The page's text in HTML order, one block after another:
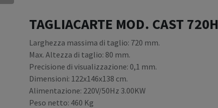
TAGLIACARTE MOD. CAST 720H
Larghezza massima di taglio: 720 mm.
Max. Altezza di taglio: 80 mm.
Precisione di visualizzazione: 0,1 mm.
Dimensioni: 122x146x138 cm.
Alimentazione: 220V/50Hz 3.00KW
Peso netto: 460 Kg